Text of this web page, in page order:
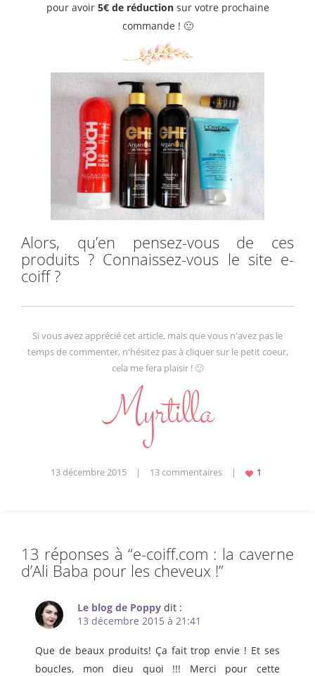
pour avoir 5€ de réductionsur votre prochaine
commande ! 🙂
Alors, qu’en pensez-vous de ces
produits ? Connaissez-vous le site e-
coiff ?
Si vous avez apprécié cet article, mais que vous n'avez pas le
temps de commenter, n'hésitez pas à cliquer sur le petit coeur,
cela me fera plaisir ! 🙂
13 décembre 2015 | 13 commentaires |
13 réponses à “e-coiff.com : la caverne
d’Ali Baba pour les cheveux !”
Le blog de Poppy dit :
13 décembre 2015 à 21:41
Que de beaux produits! Ça fait trop envie ! Et ses
boucles, mon dieu quoi !!! Merci pour cette